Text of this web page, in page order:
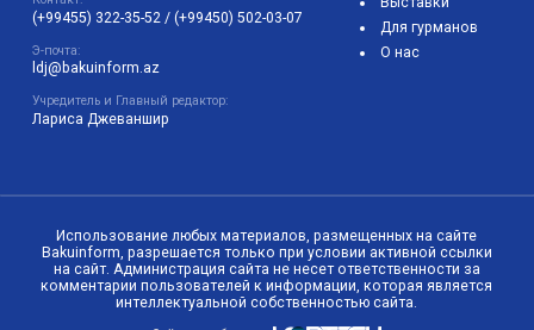
(+99455) 322-35-52 / (+99450) 502-03-07
Э-почта:
ldj@bakuinform.az
Учредитель и Главный редактор:
Лариса Джеваншир
Для гурманов
О нас
Использование любых материалов, размещенных на сайте
Bakuinform, разрешается только при условии активной ссылки
на сайт. Администрация сайта не несет ответственности за
комментарии пользователей к информации, которая является
интеллектуальной собственностью сайта.